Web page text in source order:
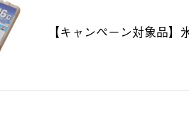
【キャンペーン対象品